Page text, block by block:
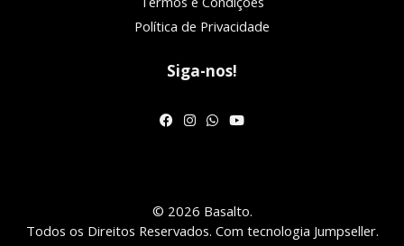
Política de Privacidade
Siga-nos!
© 2026 Basalto.
Todos os Direitos Reservados. Com tecnologia Jumpseller.